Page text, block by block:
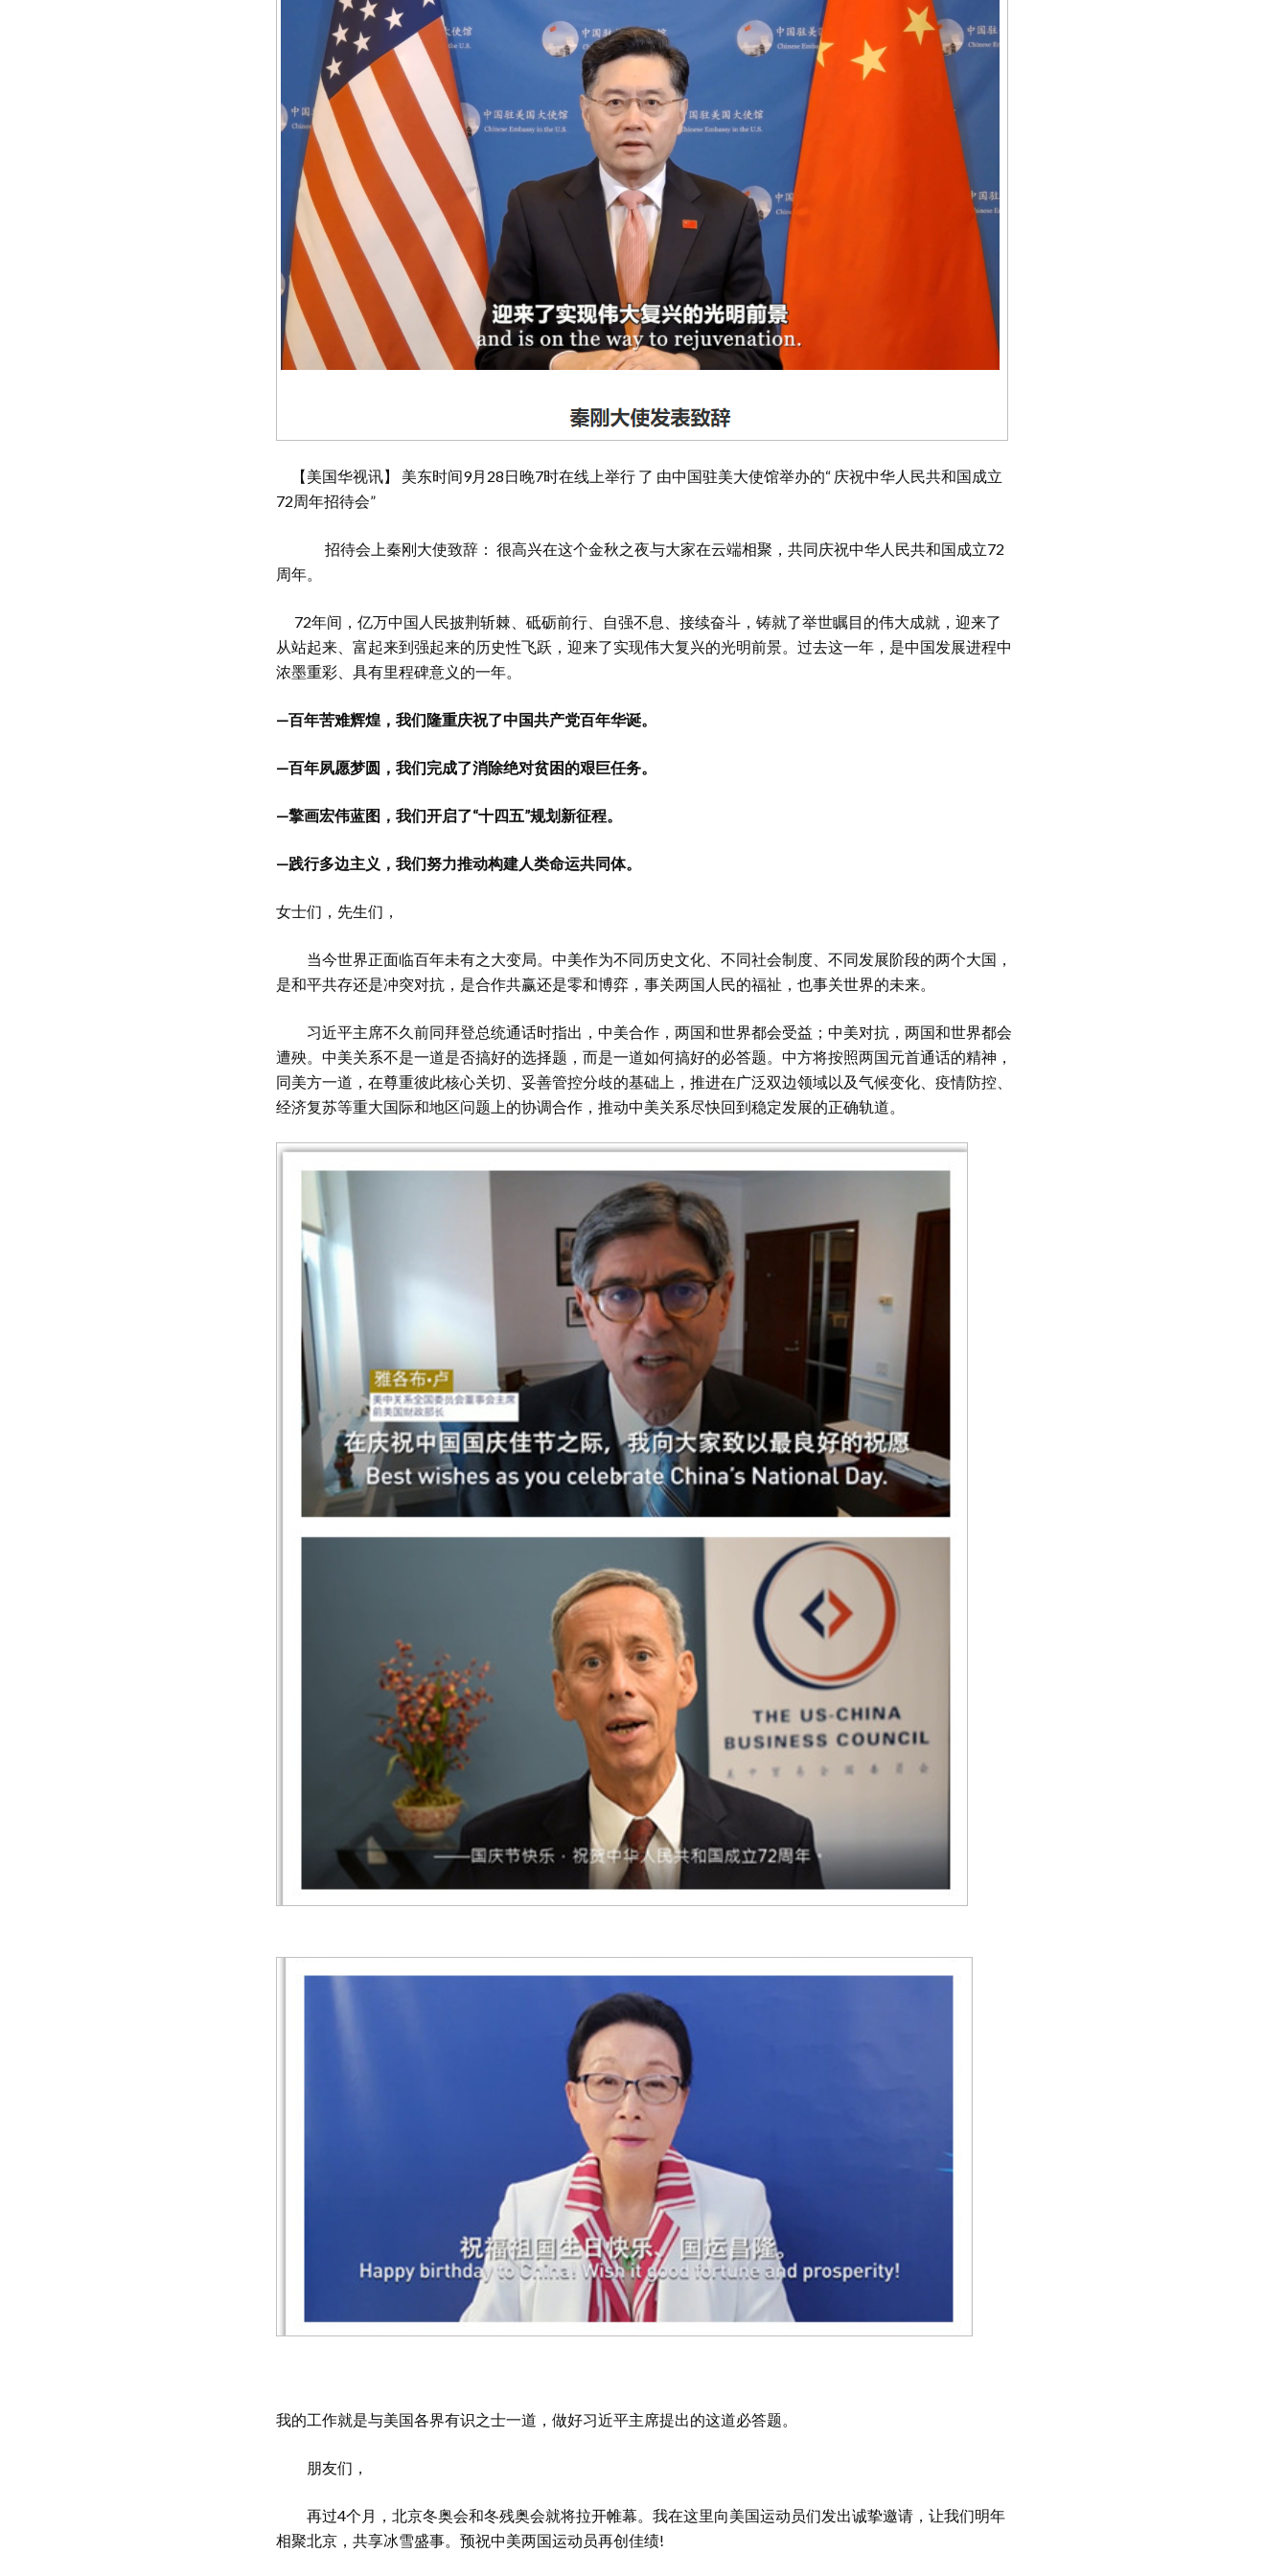
【美国华视讯】 美东时间9月28日晚7时在线上举行 了 由中国驻美大使馆举办的“ 庆祝中华人民共和国成立
72周年招待会”
招待会上秦刚大使致辞： 很高兴在这个金秋之夜与大家在云端相聚，共同庆祝中华人民共和国成立72
周年。
72年间，亿万中国人民披荆斩棘、砥砺前行、自强不息、接续奋斗，铸就了举世瞩目的伟大成就，迎来了
从站起来、富起来到强起来的历史性飞跃，迎来了实现伟大复兴的光明前景。过去这一年，是中国发展进程中
浓墨重彩、具有里程碑意义的一年。
—百年苦难辉煌，我们隆重庆祝了中国共产党百年华诞。
—百年夙愿梦圆，我们完成了消除绝对贫困的艰巨任务。
—擎画宏伟蓝图，我们开启了“十四五”规划新征程。
—践行多边主义，我们努力推动构建人类命运共同体。
女士们，先生们，
当今世界正面临百年未有之大变局。中美作为不同历史文化、不同社会制度、不同发展阶段的两个大国，
是和平共存还是冲突对抗，是合作共赢还是零和博弈，事关两国人民的福祉，也事关世界的未来。
习近平主席不久前同拜登总统通话时指出，中美合作，两国和世界都会受益；中美对抗，两国和世界都会
遭殃。中美关系不是一道是否搞好的选择题，而是一道如何搞好的必答题。中方将按照两国元首通话的精神，
同美方一道，在尊重彼此核心关切、妥善管控分歧的基础上，推进在广泛双边领域以及气候变化、疫情防控、
经济复苏等重大国际和地区问题上的协调合作，推动中美关系尽快回到稳定发展的正确轨道。
我的工作就是与美国各界有识之士一道，做好习近平主席提出的这道必答题。
朋友们，
再过4个月，北京冬奥会和冬残奥会就将拉开帷幕。我在这里向美国运动员们发出诚挚邀请，让我们明年
相聚北京，共享冰雪盛事。预祝中美两国运动员再创佳绩!